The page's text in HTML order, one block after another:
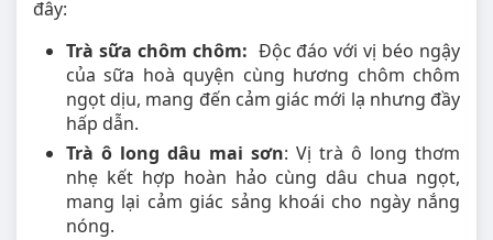
đây:
Trà sữa chôm chôm: Độc đáo với vị béo ngậy
của sữa hoà quyện cùng hương chôm chôm
ngọt dịu, mang đến cảm giác mới lạ nhưng đầy
hấp dẫn.
Trà ô long dâu mai sơn: Vị trà ô long thơm
nhẹ kết hợp hoàn hảo cùng dâu chua ngọt,
mang lại cảm giác sảng khoái cho ngày nắng
nóng.